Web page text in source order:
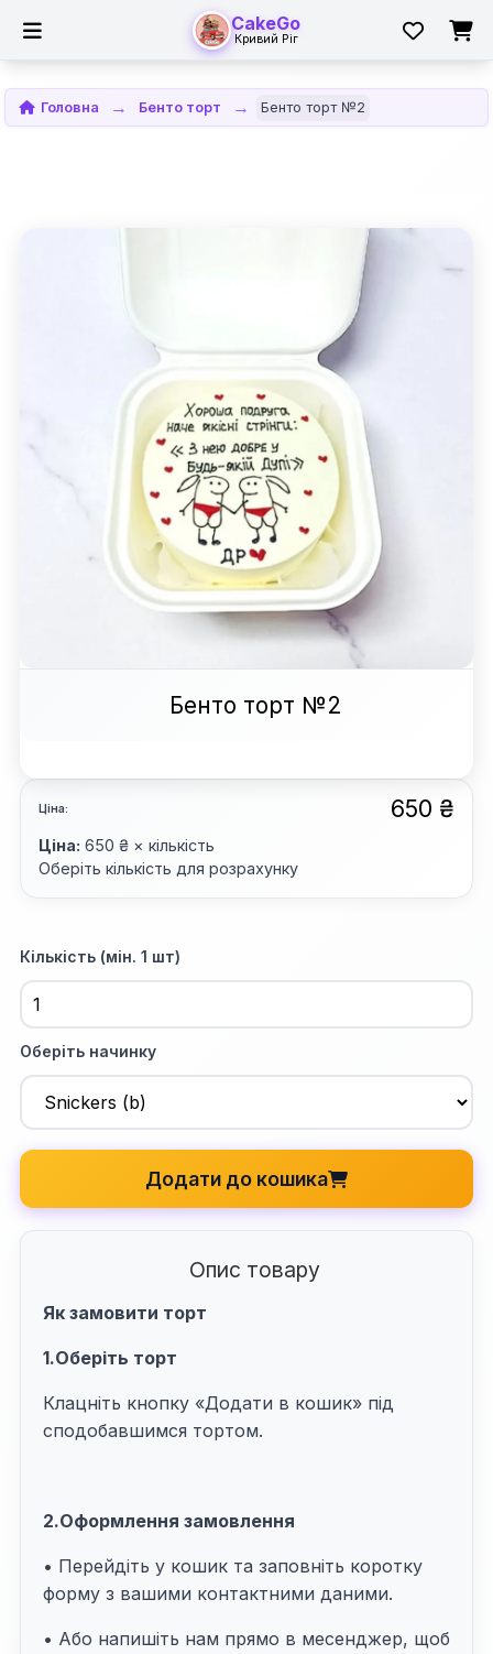
CakeGo
Кривий Ріг
Головна Бенто торт Бенто торт №2
Бенто торт №2
Ціна: 650 ₴
Ціна: 650 ₴ × кількість
Оберіть кількість для розрахунку
Кількість (мін. 1 шт)
Оберіть начинку
Додати до кошика
Опис товару
Як замовити торт
1.Оберіть торт
Клацніть кнопку «Додати в кошик» під
сподобавшимся тортом.
2.Оформлення замовлення
• Перейдіть у кошик та заповніть коротку
форму з вашими контактними даними.
• Або напишіть нам прямо в месенджер, щоб